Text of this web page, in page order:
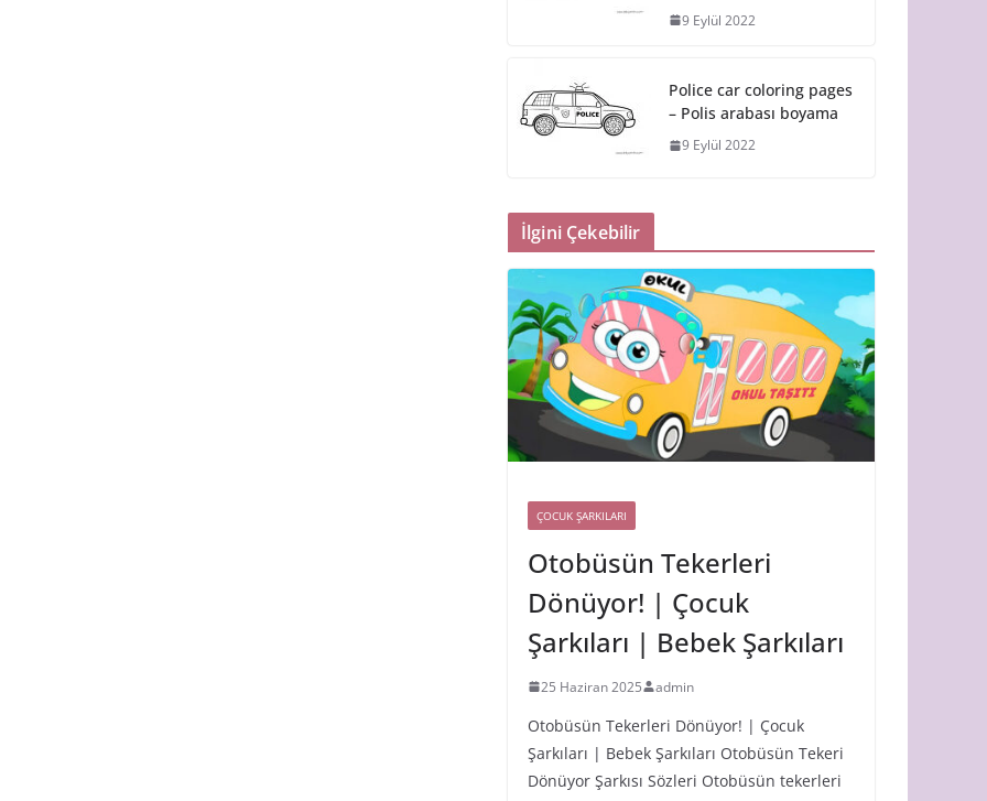
9 Eylül 2022
Police car coloring pages
– Polis arabası boyama
9 Eylül 2022
İlgini Çekebilir
ÇOCUK ŞARKILARI
Otobüsün Tekerleri
Dönüyor! | Çocuk
Şarkıları | Bebek Şarkıları
25 Haziran 2025 admin
Otobüsün Tekerleri Dönüyor! | Çocuk
Şarkıları | Bebek Şarkıları Otobüsün Tekeri
Dönüyor Şarkısı Sözleri Otobüsün tekerleri